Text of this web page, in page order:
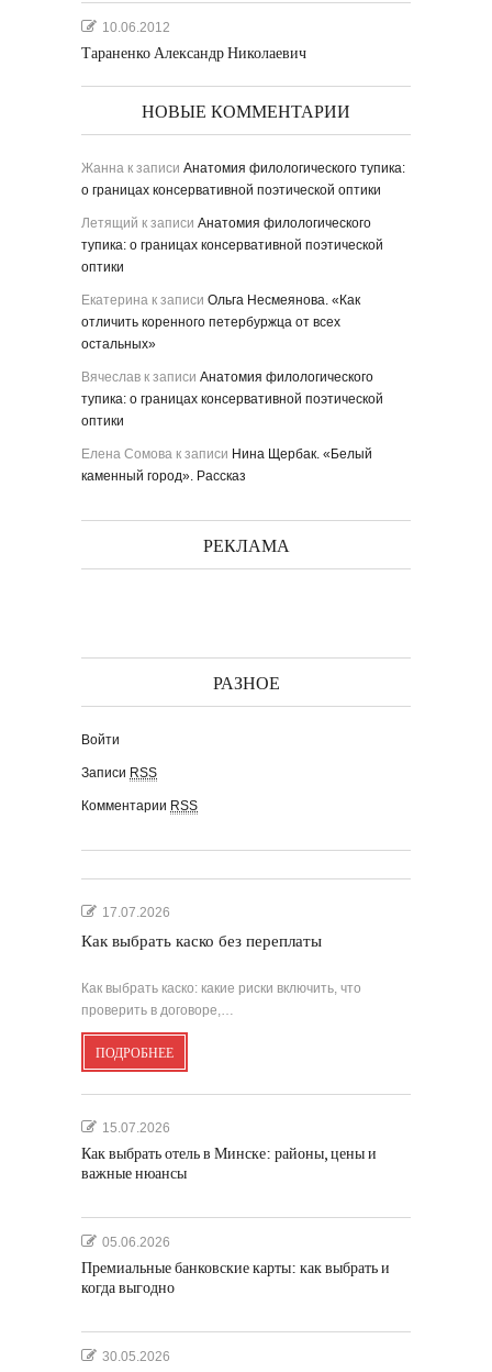
10.06.2012
Тараненко Александр Николаевич
НОВЫЕ КОММЕНТАРИИ
Жанна к записи Анатомия филологического тупика:
о границах консервативной поэтической оптики
Летящий к записи Анатомия филологического
тупика: о границах консервативной поэтической
оптики
Екатерина к записи Ольга Несмеянова. «Как
отличить коренного петербуржца от всех
остальных»
Вячеслав к записи Анатомия филологического
тупика: о границах консервативной поэтической
оптики
Елена Сомова к записи Нина Щербак. «Белый
каменный город». Рассказ
РЕКЛАМА
РАЗНОЕ
Войти
Записи RSS
Комментарии RSS
17.07.2026
Как выбрать каско без переплаты
Как выбрать каско: какие риски включить, что
проверить в договоре,…
ПОДРОБНЕЕ
15.07.2026
Как выбрать отель в Минске: районы, цены и
важные нюансы
05.06.2026
Премиальные банковские карты: как выбрать и
когда выгодно
30.05.2026